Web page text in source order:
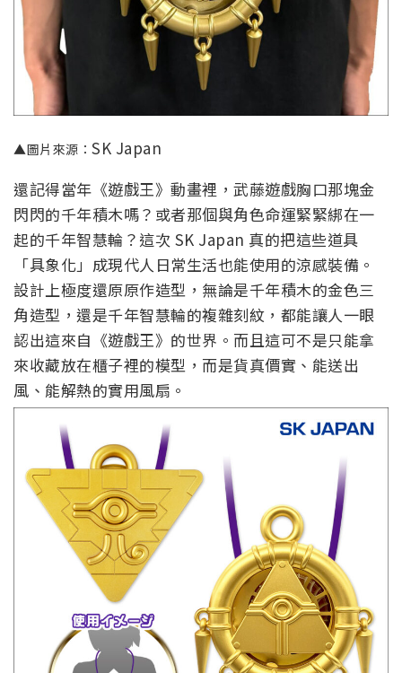
▲圖片來源： SK Japan
還記得當年《遊戲王》動畫裡，武藤遊戲胸口那塊金
閃閃的千年積木嗎？或者那個與角色命運緊緊綁在一
起的千年智慧輪？這次 SK Japan 真的把這些道具
「具象化」成現代人日常生活也能使用的涼感裝備。
設計上極度還原原作造型，無論是千年積木的金色三
角造型，還是千年智慧輪的複雜刻紋，都能讓人一眼
認出這來自《遊戲王》的世界。而且這可不是只能拿
來收藏放在櫃子裡的模型，而是貨真價實、能送出
風、能解熱的實用風扇。